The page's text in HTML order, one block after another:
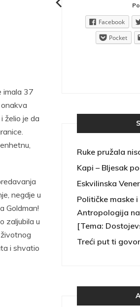
imala 37
želio je da
negdje u
Goldman!
zaljubila u
i shvatio
Facebook
Pocket
Ruke pružala
Kapi – Bljesak
Eskvilinska
Političke maske
Antropologija
[Tema:
Treći put ti